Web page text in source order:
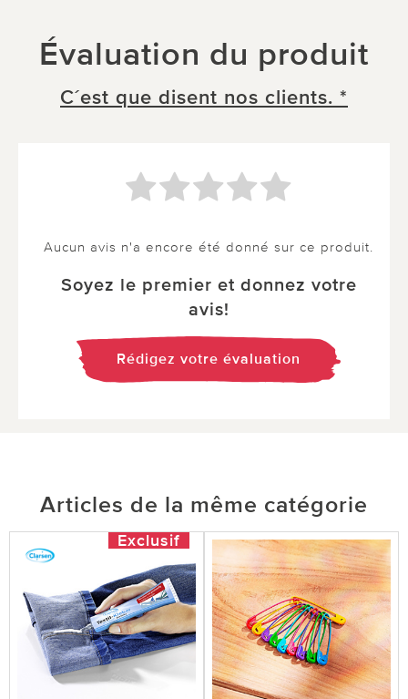
Évaluation du produit
C´est que disent nos clients. *
Aucun avis n'a encore été donné sur ce produit.
Soyez le premier et donnez votre
avis!
Rédigez votre évaluation
Articles de la même catégorie
Exclusif